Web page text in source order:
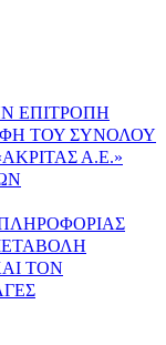
ΕΠΙΤΡΟΠΗ
ΤΟΥ ΣΥΝΟΛΟΥ
Α.Ε.»
ΤΟΝ